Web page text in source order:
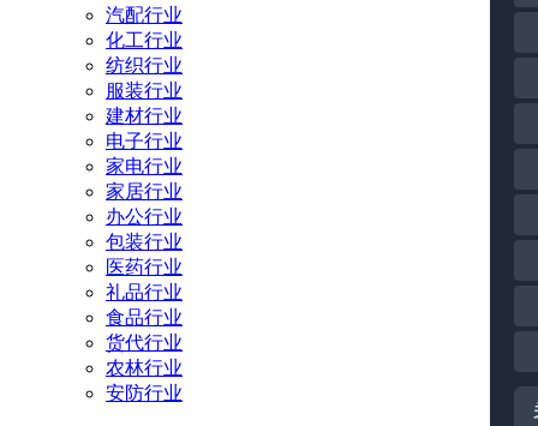
汽配行业
化工行业
纺织行业
服装行业
建材行业
电子行业
家电行业
家居行业
办公行业
包装行业
医药行业
礼品行业
食品行业
货代行业
农林行业
安防行业